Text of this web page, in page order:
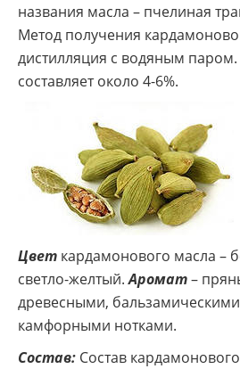
названия масла – пчелиная
Метод получения
дистилляция с водяным
составляет около 4-6%.
Цвет кардамонового масла –
светло-желтый.Аромат–
древесными,
камфорными нотками.
Состав: Состав